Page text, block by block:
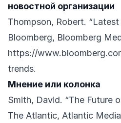
новостной организации
Thompson, Robert.
Bloomberg, Bloomberg
https://
trends.
Мнение или колонка
Smith, David. “The Future
The Atlantic, Atlantic